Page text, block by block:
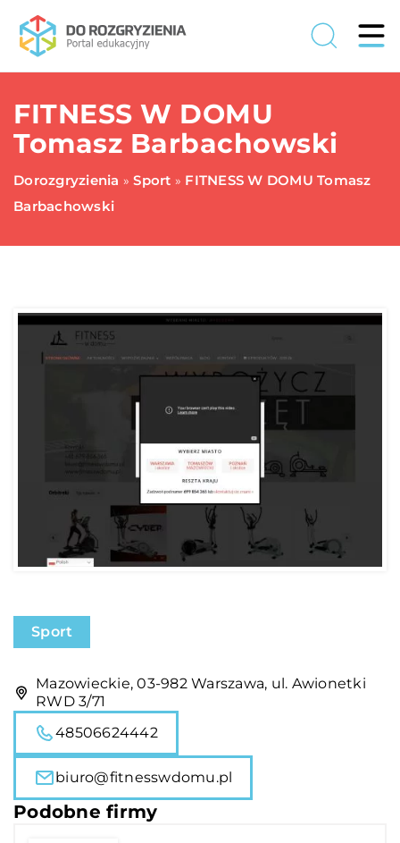
FITNESS W DOMU
Tomasz Barbachowski
Dorozgryzienia »Sport » FITNESS W DOMU Tomasz
Barbachowski
Sport
Mazowieckie, 03-982 Warszawa, ul. Awionetki
RWD 3/71
48506624442
biuro@fitnesswdomu.pl
Podobne firmy